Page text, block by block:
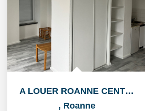
A LOUER ROANNE CENTRE HISTORIQUE STUDIO DE 30 m2
, Roanne